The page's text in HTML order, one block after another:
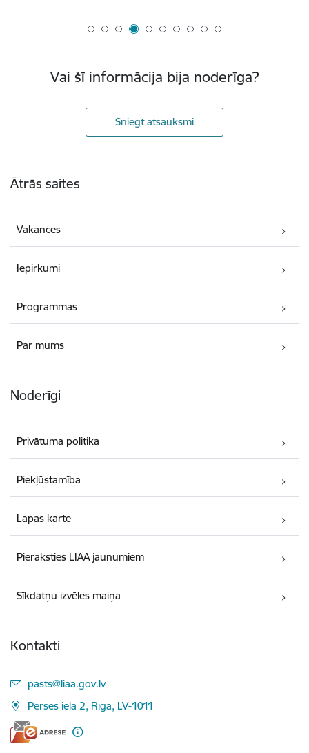
Vai šī informācija bija noderīga?
Sniegt atsauksmi
Ātrās saites
Vakances
Iepirkumi
Programmas
Par mums
Noderīgi
Privātuma politika
Piekļūstamība
Lapas karte
Pieraksties LIAA jaunumiem
Sīkdatņu izvēles maiņa
Kontakti
E-pasts:
pasts@liaa.gov.lv
Pērses iela 2, Rīga, LV-1011